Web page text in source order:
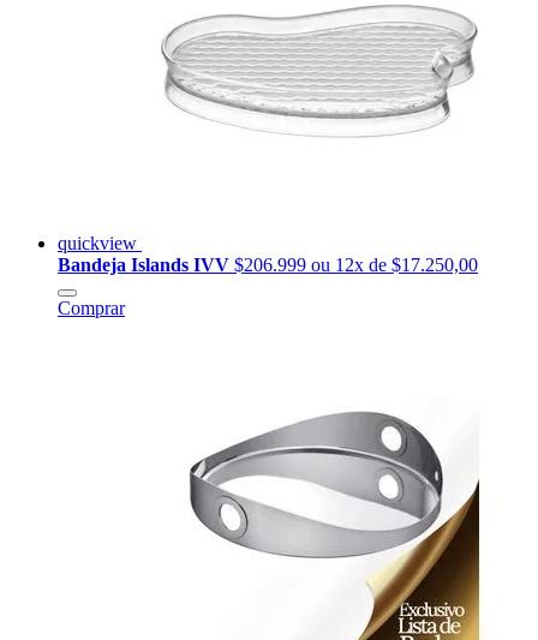
quickview
Bandeja Islands IVV $206.999 ou 12x de $17.250,00
Comprar